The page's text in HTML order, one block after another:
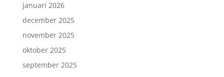
januari 2026
december 2025
november 2025
oktober 2025
september 2025